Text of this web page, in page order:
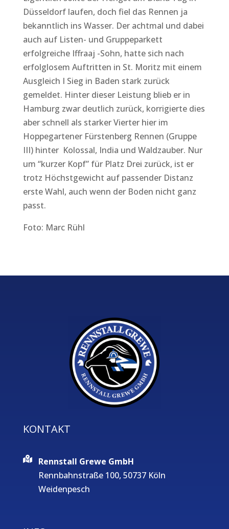
Düsseldorf laufen, doch fiel das Rennen ja
bekanntlich ins Wasser. Der achtmal und dabei
auch auf Listen- und Gruppeparkett
erfolgreiche Iffraaj -Sohn, hatte sich nach
erfolglosem Auftritten in St. Moritz mit einem
Ausgleich I Sieg in Baden stark zurück
gemeldet. Hinter dieser Leistung blieb er in
Hamburg zwar deutlich zurück, korrigierte dies
aber schnell als starker Vierter hier im
Hoppegartener Fürstenberg Rennen (Gruppe
III) hinter Kolossal, India und Waldzauber. Nur
um “kurzer Kopf” für Platz Drei zurück, ist er
trotz Höchstgewicht auf passender Distanz
erste Wahl, auch wenn der Boden nicht ganz
passt.
Foto: Marc Rühl
KONTAKT
Rennstall Grewe GmbH
Rennbahnstraße 100, 50737 Köln
Weidenpesch